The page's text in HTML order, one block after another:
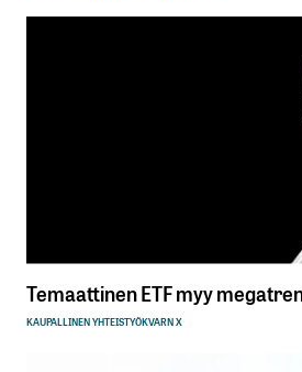
Temaattinen ETF myy
KAUPALLINEN YHTEISTYÖKVARN X